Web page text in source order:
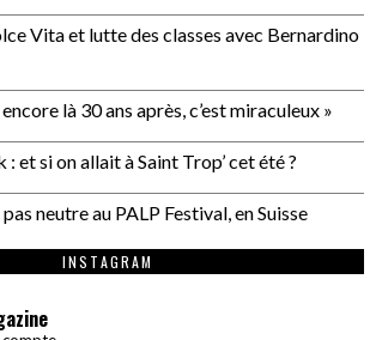
Vita et lutte des classes avec Bernardino
encore là 30 ans après, c’est miraculeux »
: et si on allait à Saint Trop’ cet été ?
neutre au PALP Festival, en Suisse
INSTAGRAM